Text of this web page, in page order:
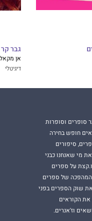
גבר
אן
דיגיטלי
סופרים וסופרות
חופש בחירה
סיפורים
מי שאנחנו כבני
על ספרים
מהמהפכה של ספרים
שוק הספרים בפני
את הקוראים
וז'אנרים.